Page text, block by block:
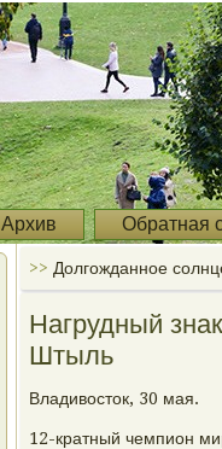
Архив Обратная
>> Долгожданное
Нагрудный
Штыль
Владивосток, 30 мая.
12-кратный чемпион